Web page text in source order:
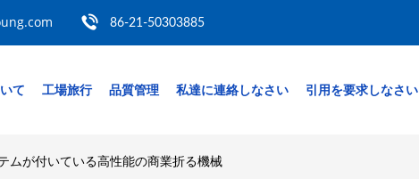
86-21-50303885
て 工場旅行 品質管理 私達に連絡しなさい 引用を要求しなさい
ムが付いている高性能の商業折る機械